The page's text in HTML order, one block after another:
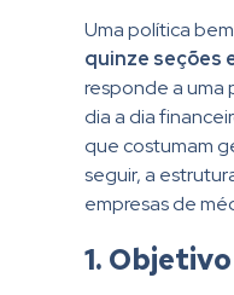
Uma política
quinze seções
responde a uma
dia a dia
que costumam
seguir, a
empresas de
1.